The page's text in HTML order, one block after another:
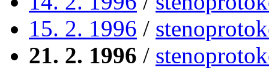
15. 2. 1996 /
21. 2. 1996 /